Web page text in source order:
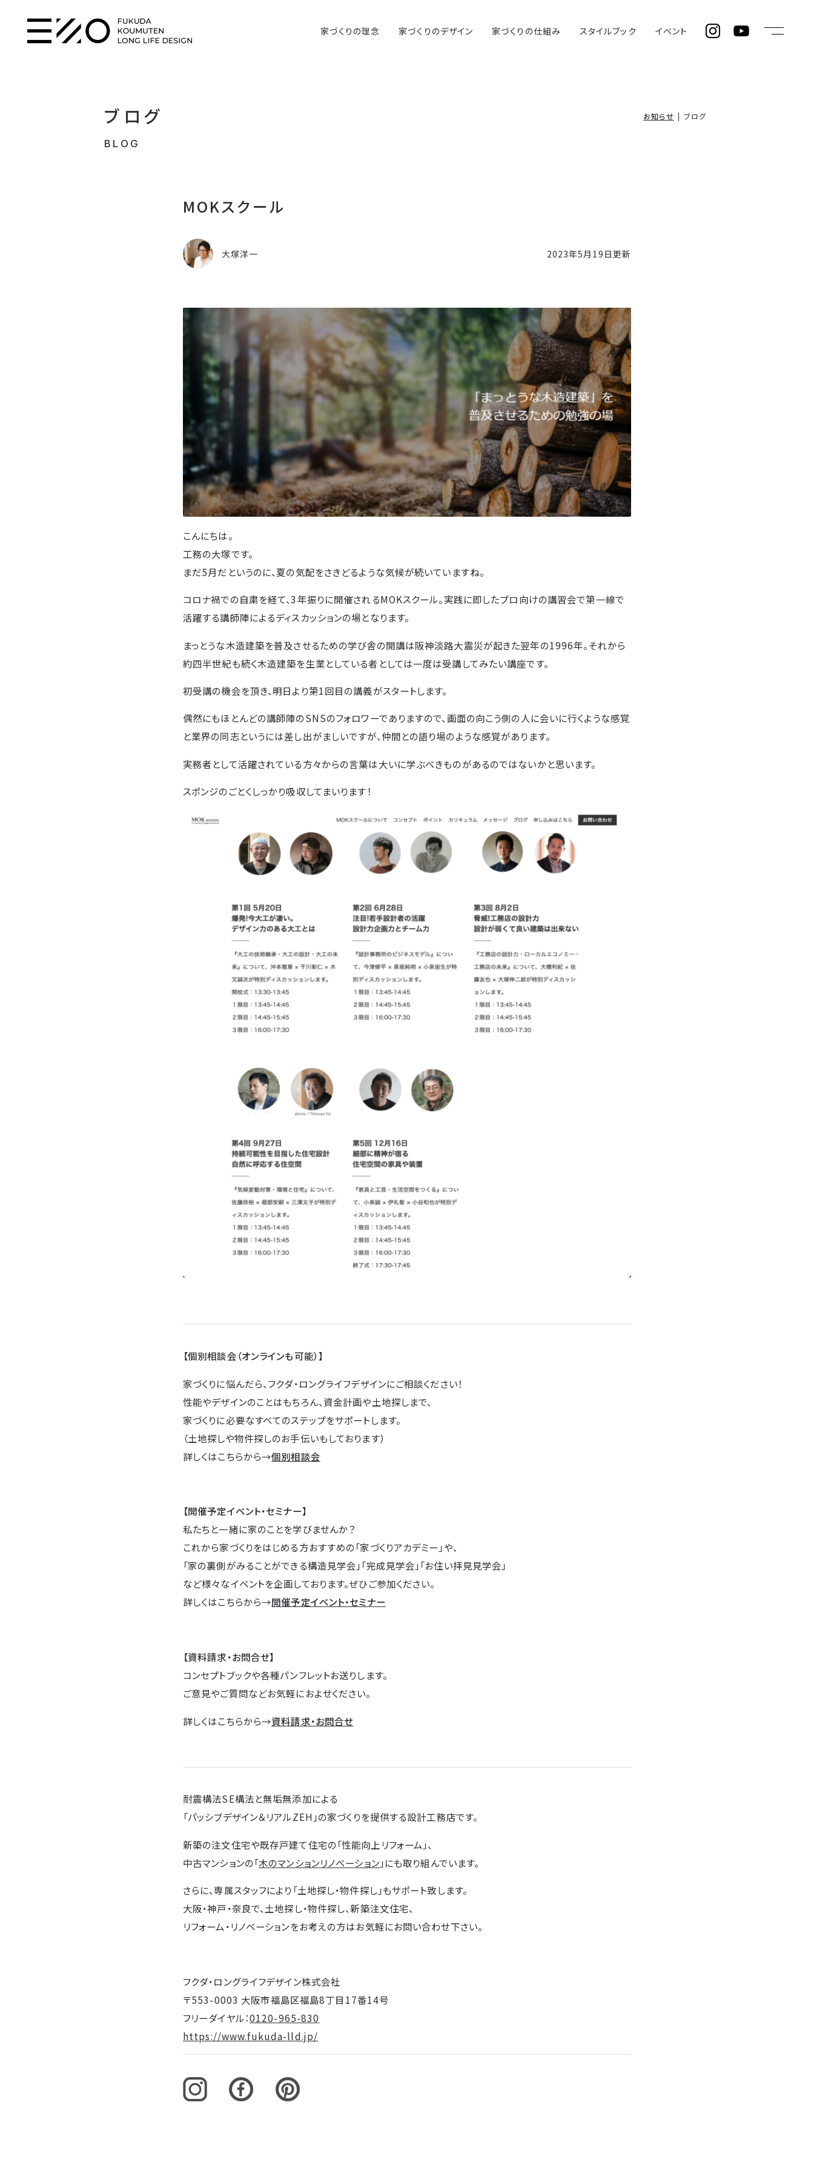
家づくりの理念 家づくりのデザイン 家づくりの仕組み スタイルブック イベント
ブログ
BLOG
お知らせ ブログ
MOKスクール
2023年5月19日更新
大塚洋一
こんにちは。
工務の大塚です。
まだ5月だというのに、夏の気配をさきどるような気候が続いていますね。
コロナ禍での自粛を経て、3年振りに開催されるMOKスクール。実践に即したプロ向けの講習会で第一線で
活躍する講師陣によるディスカッションの場となります。
まっとうな木造建築を普及させるための学び舎の開講は阪神淡路大震災が起きた翌年の1996年。それから
約四半世紀も続く木造建築を生業としている者としては一度は受講してみたい講座です。
初受講の機会を頂き、明日より第1回目の講義がスタートします。
偶然にもほとんどの講師陣のSNSのフォロワーでありますので、画面の向こう側の人に会いに行くような感覚
と業界の同志というには差し出がましいですが、仲間との語り場のような感覚があります。
実務者として活躍されている方々からの言葉は大いに学ぶべきものがあるのではないかと思います。
スポンジのごとくしっかり吸収してまいります！
【個別相談会（オンラインも可能）】
家づくりに悩んだら、フクダ・ロングライフデザインにご相談ください！
性能やデザインのことはもちろん、資金計画や土地探しまで、
家づくりに必要なすべてのステップをサポートします。
（土地探しや物件探しのお手伝いもしております）
詳しくはこちらから→個別相談会
【開催予定イベント・セミナー】
私たちと一緒に家のことを学びませんか？
これから家づくりをはじめる方おすすめの「家づくりアカデミー」や、
「家の裏側がみることができる構造見学会」「完成見学会」「お住い拝見見学会」
など様々なイベントを企画しております。ぜひご参加ください。
詳しくはこちらから→開催予定イベント・セミナー
【資料請求・お問合せ】
コンセプトブックや各種パンフレットお送りします。
ご意見やご質問などお気軽におよせください。
詳しくはこちらから→資料請求・お問合せ
耐震構法SE構法と無垢無添加による
「パッシブデザイン＆リアルZEH」の家づくりを提供する設計工務店です。
新築の注文住宅や既存戸建て住宅の「性能向上リフォーム」、
中古マンションの「木のマンションリノベーション 」にも取り組んでいます。
さらに、専属スタッフにより「土地探し・物件探し」もサポート致します。
大阪・神戸・奈良で、土地探し・物件探し、新築注文住宅、
リフォーム・リノベーションをお考えの方はお気軽にお問い合わせ下さい。
フクダ・ロングライフデザイン株式会社
〒553-0003 大阪市福島区福島8丁目17番14号
フリーダイヤル：0120-965-830
https://www.fukuda-lld.jp/